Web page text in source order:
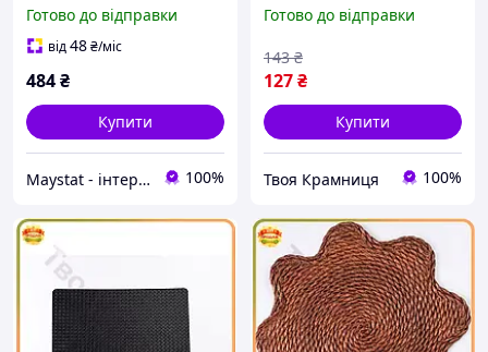
сервірувальні серветки
на стіл
Готово до відправки
від48₴/міс
484₴
Купити
Maystat - інтернет магазин столового текстилю 100%
тарілки для обідів та
Готово до відправки
127₴
143 ₴
Купити
Твоя Крамниця 100%